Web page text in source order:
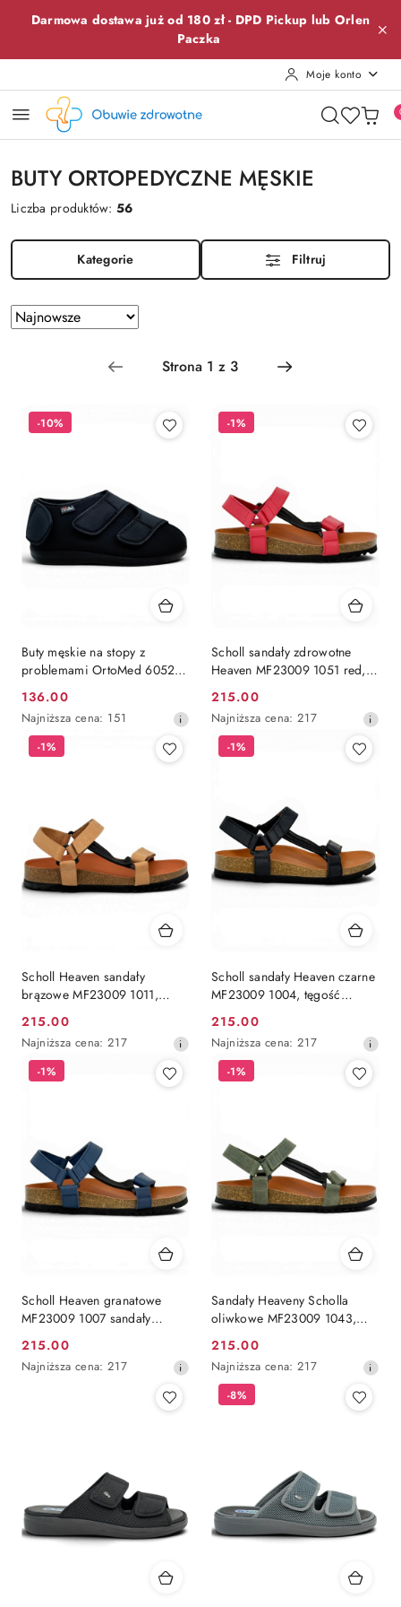
Przejdź do treści głównej
Przejdź do wyszukiwarki
Przejdź do moje konto
Przejdź do menu głównego
Przejdź do stopki
Darmowa dostawa już od 180 zł - DPD Pickup lub Orlen
Paczka
Moje konto
BUTY ORTOPEDYCZNE MĘSKIE
Liczba produktów:56
Kategorie Filtruj
Zastosowano
sortowanie:
Sortuj
według
Buty męskie na stopy z
problemami OrtoMed 6052
czarne, tęgość N, opuchlizna
stóp
Cena
promocyjna:
136.00
Najniższa
cena
Najniższa cena: 151
-10%
Scholl sandały zdrowotne
Heaven MF23009 1051 red,
regulowana tęgość E-F-G
Cena
promocyjna:
215.00
Najniższa
cena
obniżką
Najniższa cena: 217
-1%
Scholl Heaven sandały
brązowe MF23009 1011,
normalne i wąskie)
Cena
promocyjna:
215.00
Najniższa
cena
Najniższa cena: 217
-1%
Scholl sandały Heaven czarne
MF23009 1004, tęgość
Cena
promocyjna:
215.00
Najniższa
cena
Najniższa cena: 217
-1%
Scholl Heaven granatowe
MF23009 1007 sandały
prozdrowotne, regulacja E-F-
G
Cena
promocyjna:
215.00
Najniższa
Najniższa cena: 217
-1%
Sandały Heaveny Scholla
oliwkowe MF23009 1043,
tęgość regulowana E-F-G
Cena
promocyjna:
215.00
Najniższa
cena
Najniższa cena: 217
-1%
-8%